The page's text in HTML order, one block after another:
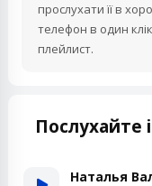
прослухати її в
телефон в один
плейлист.
Послухайте
Наталья